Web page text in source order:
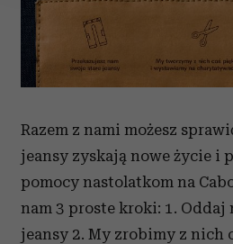
Wykorzystujemy pliki cookie do
i reklam, aby oferować funkcje
analizować ruch w naszej
korzystasz z naszej witryny,
Partnerzy mogą połączyć te
otrzymanymi od Ciebie lub
Razem z nami możesz
jeansy zyskają nowe życie i
pomocy nastolatkom na
nam 3 proste kroki: 1. Oddaj
jeansy 2. My zrobimy z nich